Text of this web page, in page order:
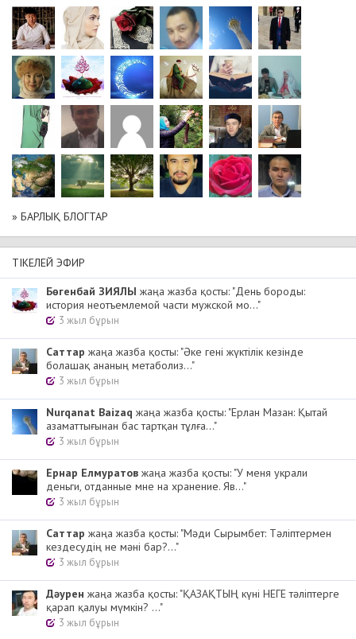
» БАРЛЫҚ БЛОГТАР
ТІКЕЛЕЙ ЭФИР
Бөгенбай ЗИЯЛЫ жаңа жазба қосты: "День бороды:
история неотъемлемой части мужской мо..."
3 жыл бұрын
Cаттар жаңа жазба қосты: "Әке гені жүктілік кезінде
болашақ ананың метаболиз..."
3 жыл бұрын
Nurqanat Baizaq жаңа жазба қосты: "Ерлан Мазан: Қытай
азаматтығынан бас тартқан тұлға..."
3 жыл бұрын
Ернар Елмуратов жаңа жазба қосты: "У меня украли
деньги, отданные мне на хранение. Яв..."
3 жыл бұрын
Cаттар жаңа жазба қосты: "Мәди Сырымбет: Тәліптермен
кездесудің не мәні бар?..."
3 жыл бұрын
Дәурен жаңа жазба қосты: "ҚАЗАҚТЫҢ күні НЕГЕ тәліптерге
қарап қалуы мүмкін? ..."
3 жыл бұрын